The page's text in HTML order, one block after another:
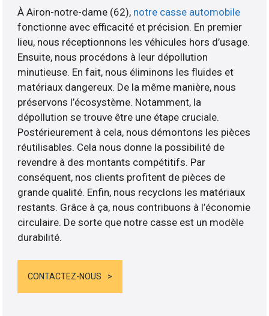
À Airon-notre-dame (62), notre casse automobile
fonctionne avec efficacité et précision. En premier
lieu, nous réceptionnons les véhicules hors d’usage.
Ensuite, nous procédons à leur dépollution
minutieuse. En fait, nous éliminons les fluides et
matériaux dangereux. De la même manière, nous
préservons l’écosystème. Notamment, la
dépollution se trouve être une étape cruciale.
Postérieurement à cela, nous démontons les pièces
réutilisables. Cela nous donne la possibilité de
revendre à des montants compétitifs. Par
conséquent, nos clients profitent de pièces de
grande qualité. Enfin, nous recyclons les matériaux
restants. Grâce à ça, nous contribuons à l’économie
circulaire. De sorte que notre casse est un modèle
durabilité.
CONTACTEZ-NOUS